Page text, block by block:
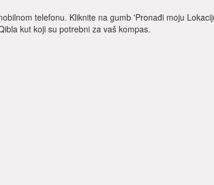
telefonu. Kliknite na gumb 'Pronađi moju
kut koji su potrebni za vaš kompas.